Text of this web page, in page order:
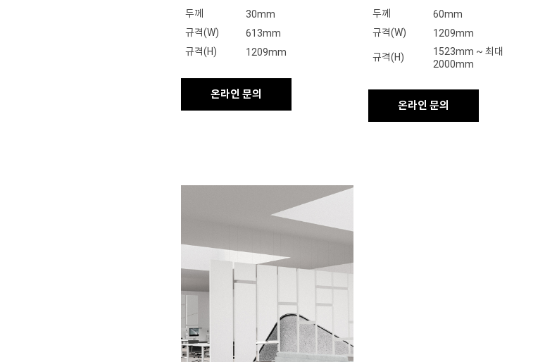
두께
30mm
규격(W)
613mm
규격(H)
1209mm
온라인 문의
두께
60mm
규격(W)
1209mm
규격(H)
1523mm ~ 최대
2000mm
온라인 문의